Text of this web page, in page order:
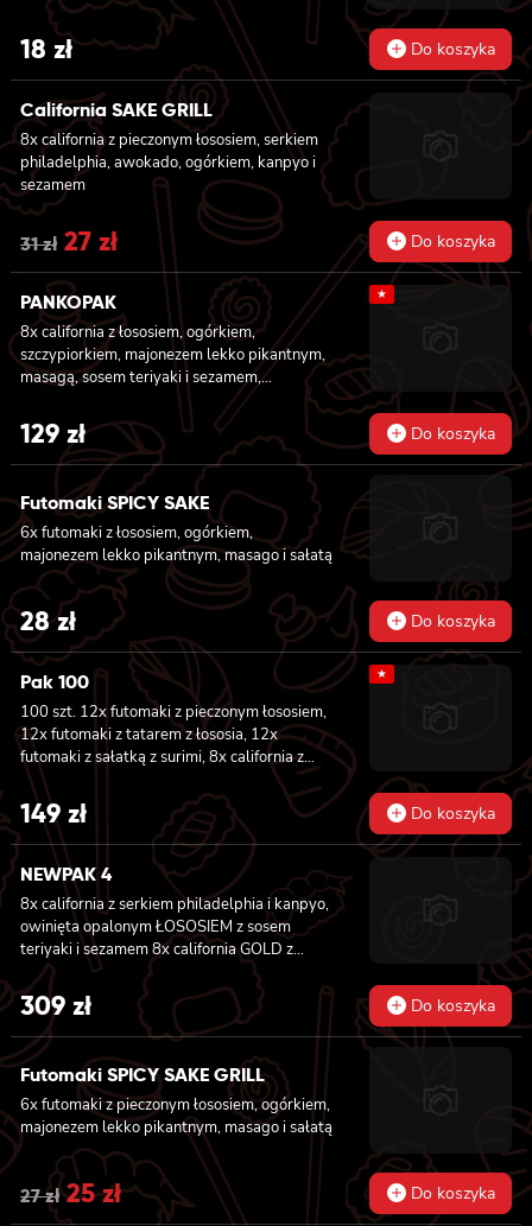
18 zł Do koszyka
California SAKE GRILL
8x california z pieczonym łososiem, serkiem
philadelphia, awokado, ogórkiem, kanpyo i
sezamem
31zł Original
price
was:
31 zł.
27 zł Current
price
is:
27 zł.
Do koszyka
PANKOPAK
8x california z łososiem, ogórkiem,
szczypiorkiem, majonezem lekko pikantnym,
masagą, sosem teriyaki i sezamem,
panierowane w chrupiącej panko, 8x
california z węgorzem , krewetką, imbirem,
majonezem lekko pikantnym, sosem teriyaki i
sezamem, panierowane w chrupiącej panko,
8x california z serkiem philadelphia,
węgorzem, ogórkiem, sosem teriyaki i
sezamem, panierowane w chrupiącej panko,
8x california z łososiem wędzonym,
ogórkiem, awokado, szczypiorkiem, sosem
teriyaki i sezamem, panierowane w
chrupiącej panko.
★
129 zł Do koszyka
Futomaki SPICY SAKE
6x futomaki z łososiem, ogórkiem,
majonezem lekko pikantnym, masago i sałatą
28zł Do koszyka
Pak 100
100 szt. 12x futomaki z pieczonym łososiem,
12x futomaki z tatarem z łososia, 12x
futomaki z sałatką z surimi, 8x california z
tuńczykiem, 8x california z pieczonym
łososiem, 8x california z krewetką w
tempurze, 8x maki z ogórkiem, 8x maki z
oshinko, 8x maki z surimi, 8x maki z łososiem,
8x maki z kanpyo
★
149 zł Do koszyka
NEWPAK 4
8x california z serkiem philadelphia i kanpyo,
owinięta opalonym ŁOSOSIEM z sosem
teriyaki i sezamem 8x california GOLD z
krewetką w tempurze, ogórkiem i
majonezem lekko pikantnym, sosem teriyaki i
sezamem owinięta WĘGORZEM 8x california
GOLD z krewetką w tempurze, ogórkiem i
majonezem lekko pikantnym owinięta
TUŃCZYKIEM 8x california GOLD z krewetką
w tempurze, ogórkiem i majonezem lekko
pikantnym, sezamem owinięta KREWETKĄ
8x california GOLD z krewetką w tempurze,
ogórkiem i majonezem lekko pikantnym,
masago owinięta ŁOSOSIEM 8x california
GOLD z krewetką, serkiem philadelphia i
309 zł Do koszyka
Futomaki SPICY SAKE GRILL
6x futomaki z pieczonym łososiem, ogórkiem,
majonezem lekko pikantnym, masago i sałatą
27zł Original
25złCurrent
Do koszyka